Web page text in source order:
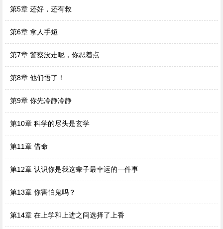
第5章 还好，还有救
第6章 拿人手短
第7章 警察没走呢，你忍着点
第8章 他们悟了！
第9章 你先冷静冷静
第10章 科学的尽头是玄学
第11章 借命
第12章 认识你是我这辈子最幸运的一件事
第13章 你害怕鬼吗？
第14章 在上学和上进之间选择了上香